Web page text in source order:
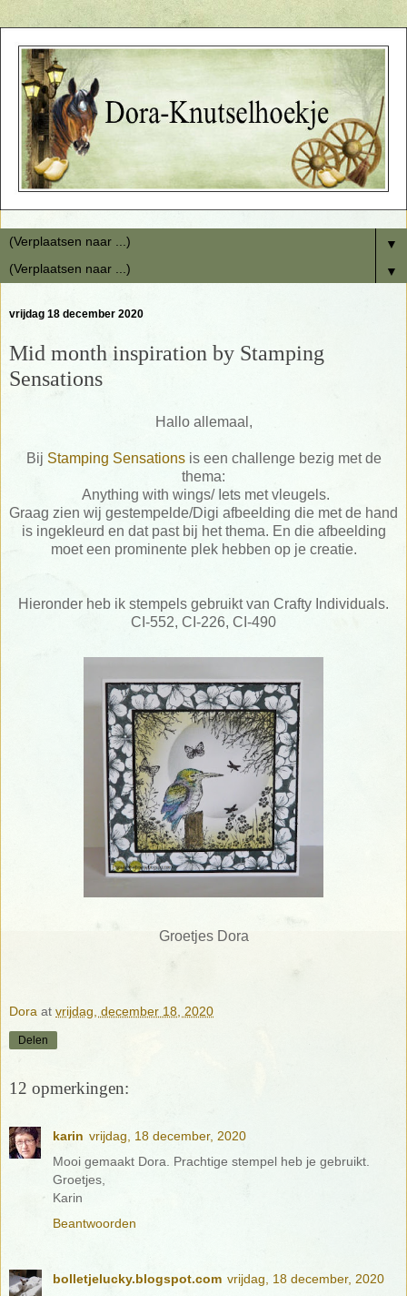
▼
▼
vrijdag 18 december 2020
Mid month inspiration by Stamping
Sensations
Hallo allemaal,
Bij Stamping Sensationsis een challenge bezig met de
thema:
Anything with wings/ Iets met vleugels.
Graag zien wij gestempelde/Digi afbeelding die met de hand
is ingekleurd en dat past bij het thema. En die afbeelding
moet een prominente plek hebben op je creatie.
Hieronder heb ik stempels gebruikt van Crafty Individuals.
CI-552, CI-226, CI-490
Groetjes Dora
Dora at vrijdag, december 18, 2020
Delen
12 opmerkingen:
karin vrijdag, 18 december, 2020
Mooi gemaakt Dora. Prachtige stempel heb je gebruikt.
Groetjes,
Karin
Beantwoorden
bolletjelucky.blogspot.com vrijdag, 18 december, 2020